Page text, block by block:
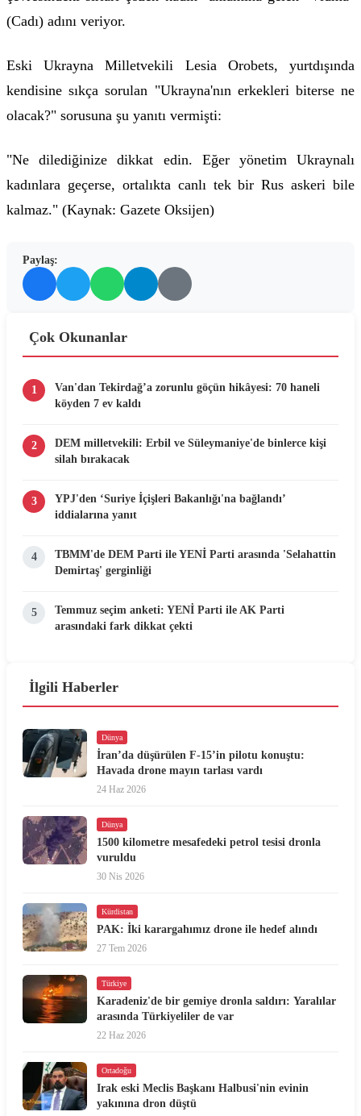
(Cadı) adını veriyor.
Eski Ukrayna Milletvekili Lesia Orobets, yurtdışında
kendisine sıkça sorulan "Ukrayna'nın erkekleri biterse ne
olacak?" sorusuna şu yanıtı vermişti:
"Ne dilediğinize dikkat edin. Eğer yönetim Ukraynalı
kadınlara geçerse, ortalıkta canlı tek bir Rus askeri bile
kalmaz." (Kaynak: Gazete Oksijen)
Paylaş:
Çok Okunanlar
1
Van'dan Tekirdağ’a zorunlu göçün hikâyesi: 70 haneli
köyden 7 ev kaldı
2
DEM milletvekili: Erbil ve Süleymaniye'de binlerce kişi
silah bırakacak
3
YPJ'den ‘Suriye İçişleri Bakanlığı'na bağlandı’
iddialarına yanıt
4
TBMM'de DEM Parti ile YENİ Parti arasında 'Selahattin
Demirtaş' gerginliği
5
Temmuz seçim anketi: YENİ Parti ile AK Parti
arasındaki fark dikkat çekti
İlgili Haberler
Dünya
İran’da düşürülen F-15’in pilotu konuştu:
Havada drone mayın tarlası vardı
24 Haz 2026
Dünya
1500 kilometre mesafedeki petrol tesisi dronla
vuruldu
30 Nis 2026
Kürdistan
PAK: İki karargahımız drone ile hedef alındı
27 Tem 2026
Türkiye
Karadeniz'de bir gemiye dronla saldırı: Yaralılar
arasında Türkiyeliler de var
22 Haz 2026
Ortadoğu
Irak eski Meclis Başkanı Halbusi'nin evinin
yakınına dron düştü